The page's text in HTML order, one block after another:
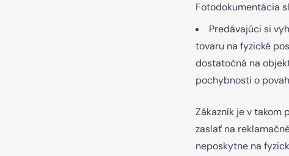
Fotodokumentácia
Predávajúci si
tovaru na fyzické
dostatočná na
pochybnosti o
Zákazník je v takom
zaslať na
neposkytne na